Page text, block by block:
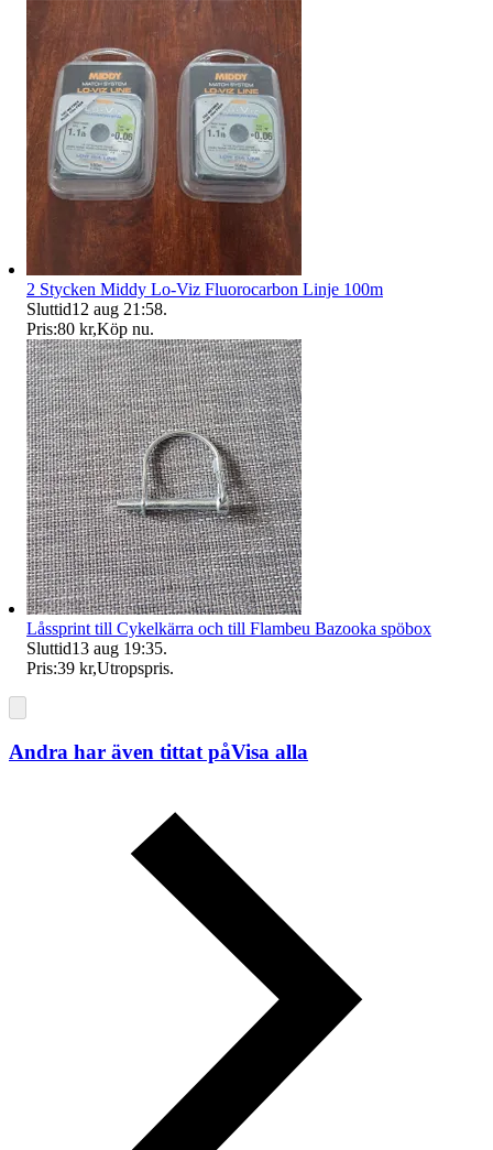
2 Stycken Middy Lo-Viz Fluorocarbon Linje 100m
Sluttid12 aug 21:58.
Pris:80 kr,Köp nu.
Låssprint till Cykelkärra och till Flambeu Bazooka spöbox
Sluttid13 aug 19:35.
Pris:39 kr,Utropspris.
Andra har även tittat påVisa alla